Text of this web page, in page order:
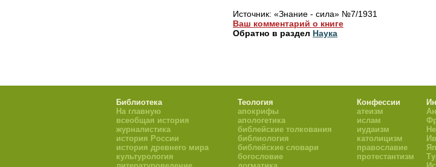
Источник: «Знание - сила» №7/1931
Ваш комментарий о книге
Обратно в раздел Наука
Библиотека
На главную
всеобщая история
журналистика
история России
история древнего мира
культурология
Теология
апокрифы
апологетика
библейские толкования
библиология
библейские словари
богословие
Конфессии
атеизм
ислам
иудаизм
католицизм
православие
протестантизм